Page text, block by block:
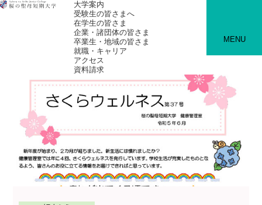
大学案内
受験生の皆さまへ
在学生の皆さま
企業・諸団体の皆さま
卒業生・地域の皆さま
就職・キャリア
アクセス
資料請求
MENU